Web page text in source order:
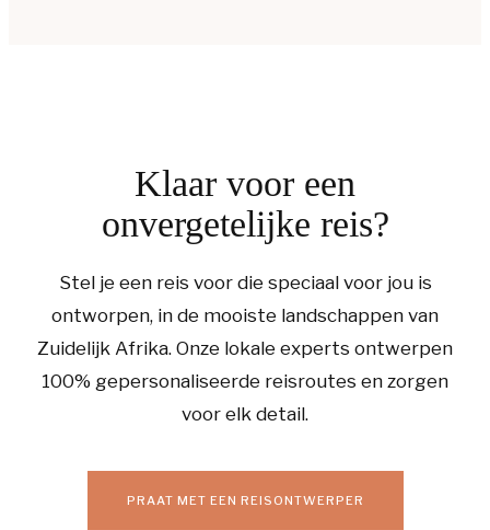
Klaar voor een
onvergetelijke reis?
Stel je een reis voor die speciaal voor jou is
ontworpen, in de mooiste landschappen van
Zuidelijk Afrika. Onze lokale experts ontwerpen
100% gepersonaliseerde reisroutes en zorgen
voor elk detail.
PRAAT MET EEN REISONTWERPER